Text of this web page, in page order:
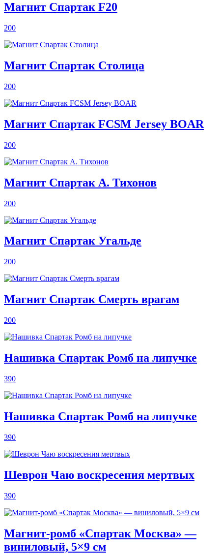
Магнит Спартак F20
200
Магнит Спартак Столица
200
Магнит Спартак FCSM Jersey BOAR
200
Магнит Спартак А. Тихонов
200
Магнит Спартак Угальде
200
Магнит Спартак Смерть врагам
200
Нашивка Спартак Ромб на липучке
390
Нашивка Спартак Ромб на липучке
390
Шеврон Чаю воскресения мертвых
390
Магнит‑ромб «Спартак Москва» —
виниловый, 5×9 см